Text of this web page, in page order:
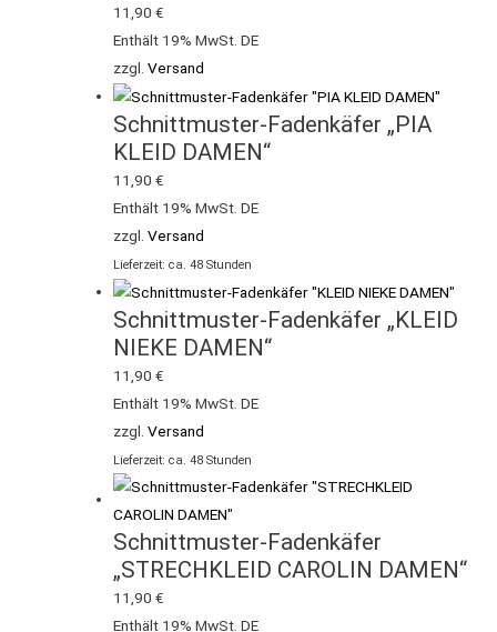
11,90€
Enthält 19% MwSt. DE
zzgl.Versand
Schnittmuster-Fadenkäfer „PIA
KLEID DAMEN“
11,90€
Enthält 19% MwSt. DE
zzgl.Versand
Lieferzeit: ca. 48 Stunden
Schnittmuster-Fadenkäfer „KLEID
NIEKE DAMEN“
11,90€
Enthält 19% MwSt. DE
zzgl.Versand
Lieferzeit: ca. 48 Stunden
Schnittmuster-Fadenkäfer
„STRECHKLEID CAROLIN DAMEN“
11,90€
Enthält 19% MwSt. DE